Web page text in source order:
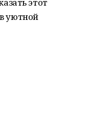
уютной